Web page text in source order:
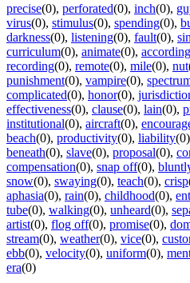
precise(0), perforated(0), inch(0),
virus(0), stimulus(0), spending(0),
darkness(0), listening(0), fault(0),
curriculum(0), animate(0),
recording(0), remote(0), mile(0), nut
punishment(0), vampire(0),
complicated(0), honor(0),
effectiveness(0), clause(0), lain(0),
institutional(0), aircraft(0),
beach(0), productivity(0), liability(0)
beneath(0), slave(0), proposal(0),
compensation(0), snap off(0),
snow(0), swaying(0), teach(0), crisp
aphasia(0), rain(0), childhood(0),
tube(0), walking(0), unheard(0),
artist(0), flog off(0), promise(0),
stream(0), weather(0), vice(0),
ebb(0), velocity(0), uniform(0),
era(0)